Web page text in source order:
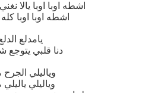
اشطه اوبا اوبا يالا
اشطه اوبا اوبا
يامدلع
دنا قلبي
وياليلي الجرح
وياليلي